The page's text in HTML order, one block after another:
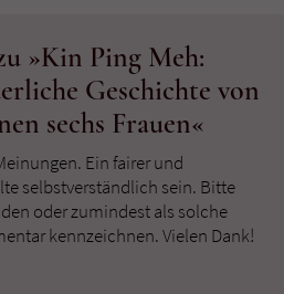
»Kin Ping Meh:
Geschichte von
sechs Frauen«
Ein fairer und
selbstverständlich sein. Bitte
oder zumindest als solche
kennzeichnen. Vielen Dank!